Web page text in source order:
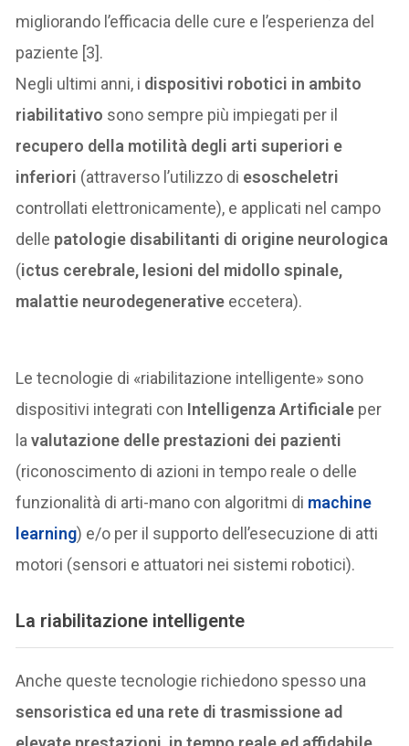
migliorando l’efficacia delle cure e l’esperienza del
paziente [3].
Negli ultimi anni, i dispositivi robotici in ambito
riabilitativo sono sempre più impiegati per il
recupero della motilità degli arti superiori e
inferiori (attraverso l’utilizzo di esoscheletri
controllati elettronicamente), e applicati nel campo
delle patologie disabilitanti di origine neurologica
(ictus cerebrale, lesioni del midollo spinale,
malattie neurodegenerative eccetera).
Le tecnologie di «riabilitazione intelligente» sono
dispositivi integrati con Intelligenza Artificiale per
lavalutazione delle prestazioni dei pazienti
(riconoscimento di azioni in tempo reale o delle
funzionalità di arti-mano con algoritmi di machine
learning) e/o per il supporto dell’esecuzione di atti
motori (sensori e attuatori nei sistemi robotici).
La riabilitazione intelligente
Anche queste tecnologie richiedono spesso una
sensoristica ed una rete di trasmissione ad